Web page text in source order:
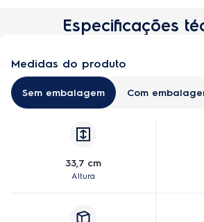
Comprar
Especificações
Medidas do produto
Sem embalagem Com
33,7 cm
Altura